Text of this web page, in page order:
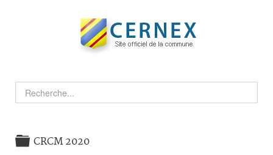
Dossier
CRCM 2020